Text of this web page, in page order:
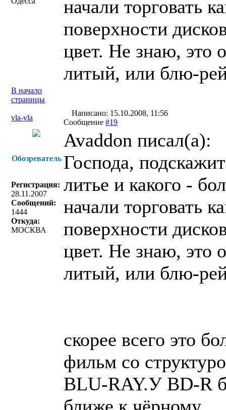
начали торговать
поверхности
цвет. Не знаю, это
литый, или блю-
В начало
страницы
vla-vla
Написано: 15.10.2008, 11:56
Сообщение #19
Обозреватель
Регистрация:
28.11.2007
Сообщений:
1444
Откуда:
МОСКВА
Avaddon писал(a):
Господа,
литье и какого -
начали торговать
поверхности
цвет. Не знаю, это
литый, или блю-
скорее всего это
фильм со
BLU-RAY.У BD-R